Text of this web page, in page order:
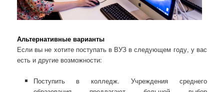
Альтернативные варианты
Если вы не хотите поступать в ВУЗ в следующем году, у вас
есть и другие возможности:
Поступить в колледж. Учреждения среднего